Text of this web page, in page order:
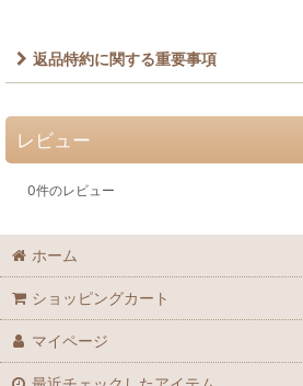
返品特約に関する重要事項
レビュー
0件のレビュー
ホーム
ショッピングカート
マイページ